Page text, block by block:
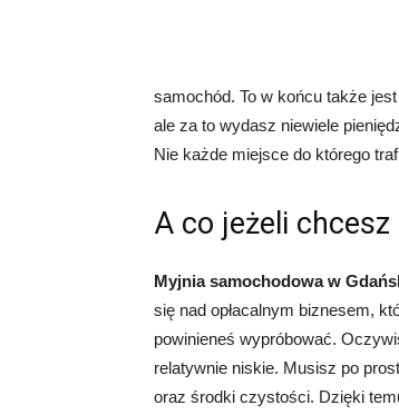
samochód. To w końcu także
ale za to wydasz niewiele
Nie każde miejsce do którego
A co jeżeli
Myjnia samochodowa w
się nad opłacalnym biznesem,
powinieneś wypróbować.
relatywnie niskie. Musisz po
oraz środki czystości. Dzięki